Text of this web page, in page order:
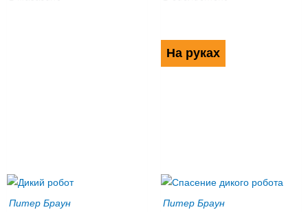
Питер Браун
На руках
Питер Браун